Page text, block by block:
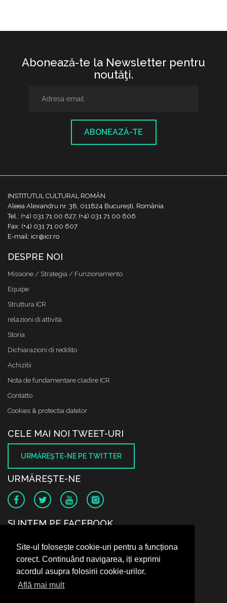
Site-ul folosește cookie-uri pentru a funcționa
corect. Continuând navigarea, iți exprimi
acordul asupra folosirii cookie-urilor.
Află mai mult
Abonează-te la Newsletter pentru
noutăţi.
ABONEAZĂ-TE
INSTITUTUL CULTURAL ROMÂN
Aleea Alexandru nr. 38, 011824 București, România
Tel.: (+4) 031 71 00 627, (+4) 031 71 00 606
Fax: (+4) 031 71 00 607
E-mail: icr@icr.ro
DESPRE NOI
Missione / Strategia / Funzionamento
Equipe
Struttura ICR
relazioni di attività
Storia
Dichiarazioni di reddito
Achizitii
Nota de fundamentare cladire ICR
Contatto
Cookies & protectia datelor
CELE MAI NOI TWEET-URI
URMĂREŞTE-NE PE TWITTER
URMĂREŞTE-NE
SUNTEM PE FACEBOOK